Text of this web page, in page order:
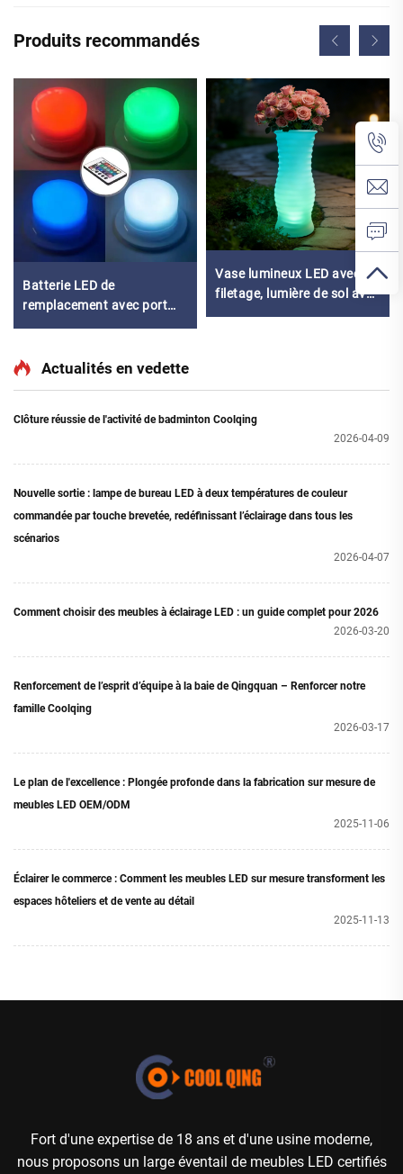
Produits recommandés
Batterie LED de
remplacement avec port
Vase lumineux LED avec
filetage, lumière de sol avec
Actualités en vedette
Clôture réussie de l'activité de badminton Coolqing
2026-04-09
Nouvelle sortie : lampe de bureau LED à deux températures de couleur
commandée par touche brevetée, redéfinissant l’éclairage dans tous les
scénarios
2026-04-07
Comment choisir des meubles à éclairage LED : un guide complet pour 2026
2026-03-20
Renforcement de l’esprit d’équipe à la baie de Qingquan – Renforcer notre
famille Coolqing
2026-03-17
Le plan de l'excellence : Plongée profonde dans la fabrication sur mesure de
meubles LED OEM/ODM
2025-11-06
Éclairer le commerce : Comment les meubles LED sur mesure transforment les
espaces hôteliers et de vente au détail
2025-11-13
Fort d'une expertise de 18 ans et d'une usine moderne,
nous proposons un large éventail de meubles LED certifiés